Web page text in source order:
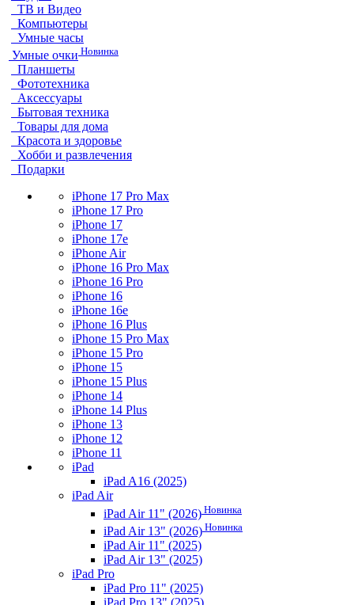
ТВ и Видео
Компьютеры
Умные часы
Умные очки Новинка
Планшеты
Фототехника
Аксессуары
Бытовая техника
Товары для дома
Красота и здоровье
Хобби и развлечения
Подарки
iPhone 17 Pro Max
iPhone 17 Pro
iPhone 17
iPhone 17e
iPhone Air
iPhone 16 Pro Max
iPhone 16 Pro
iPhone 16
iPhone 16e
iPhone 16 Plus
iPhone 15 Pro Max
iPhone 15 Pro
iPhone 15
iPhone 15 Plus
iPhone 14
iPhone 14 Plus
iPhone 13
iPhone 12
iPhone 11
iPad
iPad A16 (2025)
iPad Air
iPad Air 11" (2026) Новинка
iPad Air 13" (2026) Новинка
iPad Air 11" (2025)
iPad Air 13" (2025)
iPad Pro
iPad Pro 11" (2025)
iPad Pro 13" (2025)